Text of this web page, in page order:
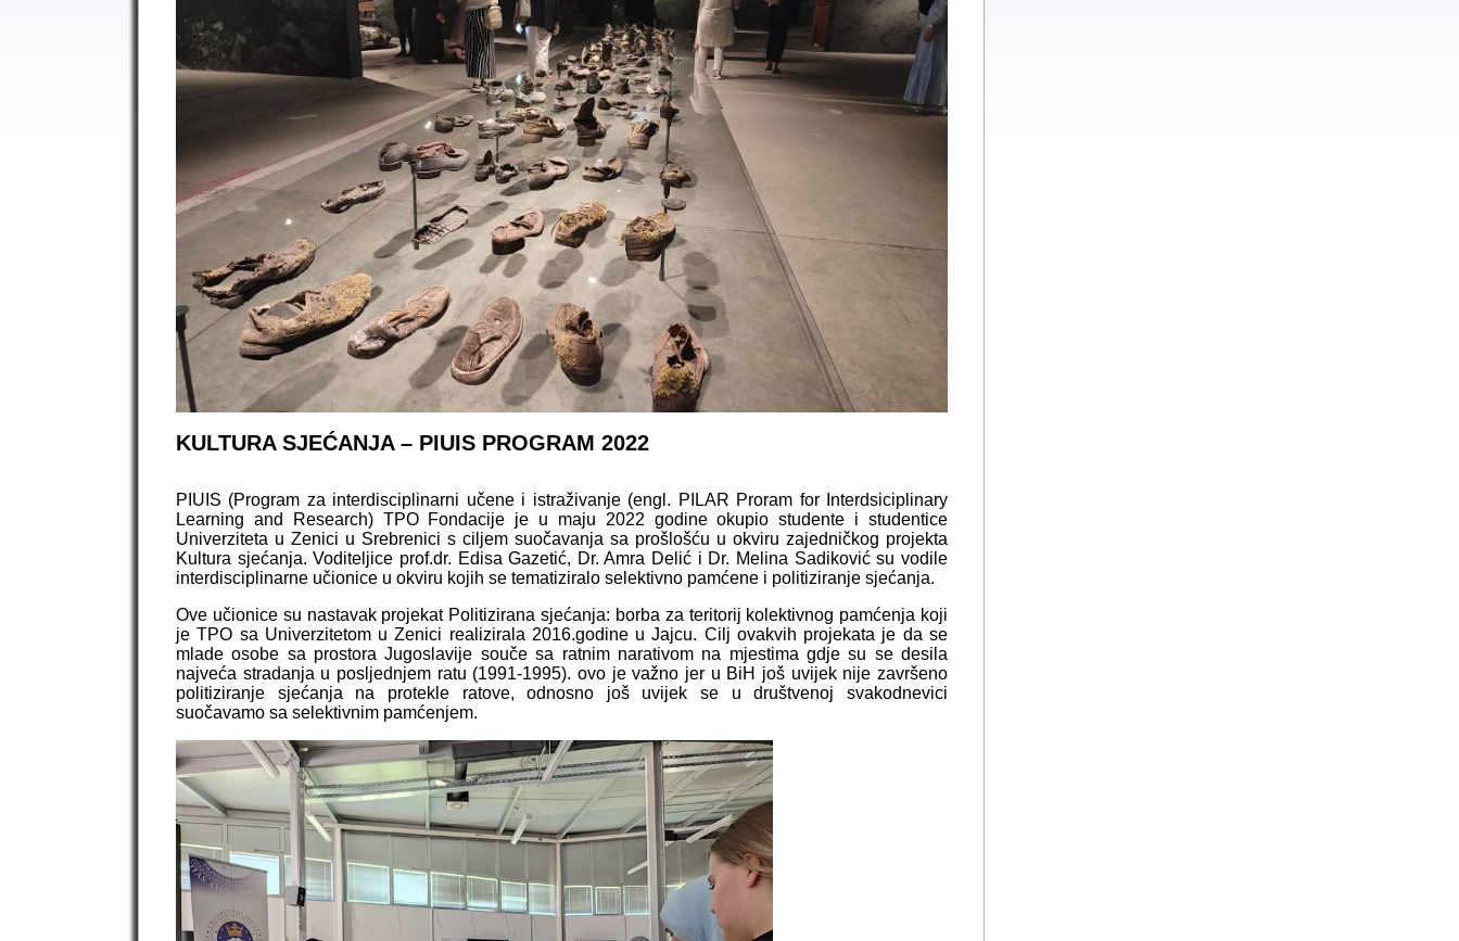
KULTURA SJEĆANJA – PIUIS PROGRAM 2022
PIUIS (Program za interdisciplinarni učene i istraživanje (engl. PILAR Proram for Interdsiciplinary
Learning and Research) TPO Fondacije je u maju 2022 godine okupio studente i studentice
Univerziteta u Zenici u Srebrenici s ciljem suočavanja sa prošlošću u okviru zajedničkog projekta
Kultura sjećanja. Voditeljice prof.dr. Edisa Gazetić, Dr. Amra Delić i Dr. Melina Sadiković su vodile
interdisciplinarne učionice u okviru kojih se tematiziralo selektivno pamćene i politiziranje sjećanja.
Ove učionice su nastavak projekat Politizirana sjećanja: borba za teritorij kolektivnog pamćenja koji
je TPO sa Univerzitetom u Zenici realizirala 2016.godine u Jajcu. Cilj ovakvih projekata je da se
mlade osobe sa prostora Jugoslavije souče sa ratnim narativom na mjestima gdje su se desila
najveća stradanja u posljednjem ratu (1991-1995). ovo je važno jer u BiH još uvijek nije završeno
politiziranje sjećanja na protekle ratove, odnosno još uvijek se u društvenoj svakodnevici
suočavamo sa selektivnim pamćenjem.